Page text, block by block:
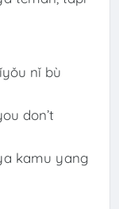
nǐ bù
don’t
kamu yang